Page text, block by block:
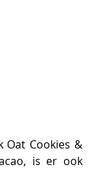
Oat Cookies &
is er ook